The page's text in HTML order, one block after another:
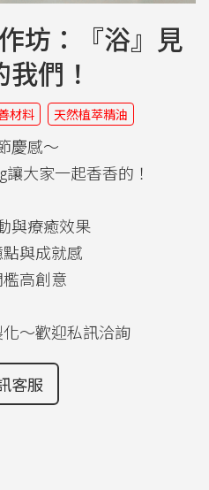
坊：『浴』見
們！
材料 天然植萃精油
慶感～
大家一起香香的！
與療癒效果
點與成就感
檻高創意
～歡迎私訊洽詢
客服